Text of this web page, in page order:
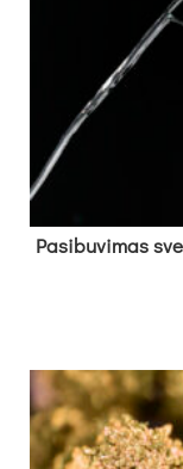
Pa­si­bu­vi­mas